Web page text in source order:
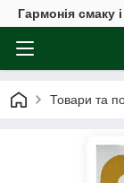
Гармонія смаку
Товари та